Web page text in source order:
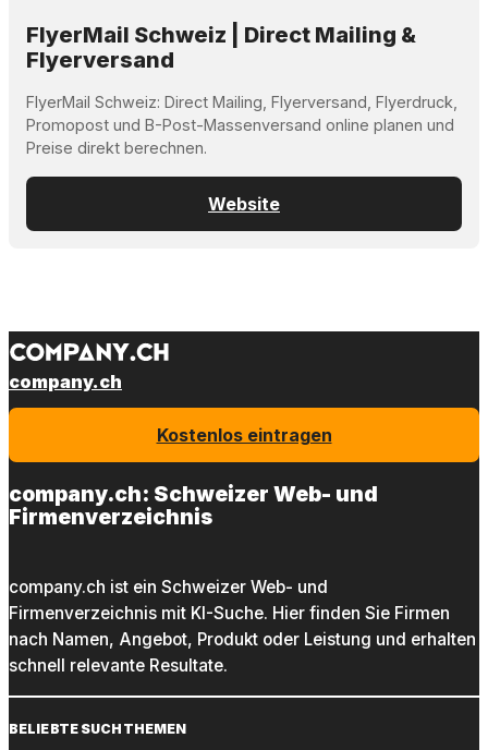
FlyerMail Schweiz | Direct Mailing &
Flyerversand
FlyerMail Schweiz: Direct Mailing, Flyerversand, Flyerdruck,
Promopost und B-Post-Massenversand online planen und
Preise direkt berechnen.
Website
company.ch
Kostenlos eintragen
company.ch: Schweizer Web- und
Firmenverzeichnis
company.ch ist ein Schweizer Web- und
Firmenverzeichnis mit KI-Suche. Hier finden Sie Firmen
nach Namen, Angebot, Produkt oder Leistung und erhalten
schnell relevante Resultate.
BELIEBTE SUCHTHEMEN